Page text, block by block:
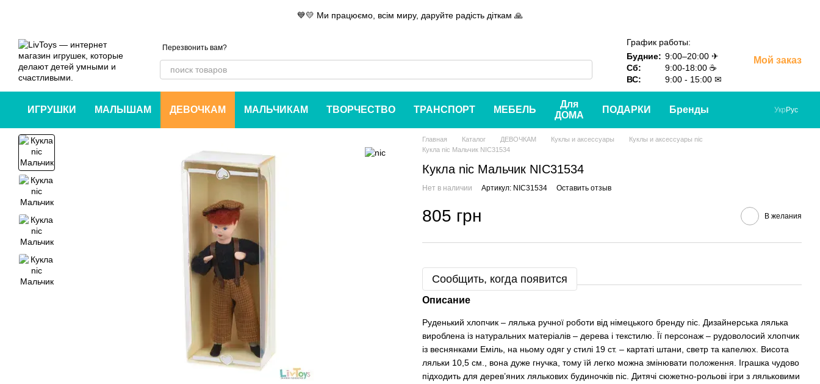
💙💛 Ми працюємо, всім миру, даруйте радість діткам 🙏
Перезвонить вам?
График работы:
Будние: 9:00–20:00 ✈
Сб:
9:00-18:00 ☕
ВС:
9:00 - 15:00 ✉
Мой заказ
ИГРУШКИ МАЛЫШАМ ДЕВОЧКАМ МАЛЬЧИКАМ ТВОРЧЕСТВО ТРАНСПОРТ МЕБЕЛЬ
Для
ДОМА
ПОДАРКИ Бренды Укр Рус
Главная Каталог ДЕВОЧКАМ Куклы и аксессуары
Куклы и аксессуары nic
Кукла nic Мальчик NIC31534
Кукла nic Мальчик NIC31534
Нет в наличии Артикул: NIC31534 Оставить отзыв
805 грн В желания
Сообщить, когда появится
Описание
Руденький хлопчик – лялька ручної роботи від німецького бренду nic. Дизайнерська лялька
вироблена із натуральних матеріалів – дерева і текстилю. Її персонаж – рудоволосий хлопчик
із веснянками Еміль, на ньому одяг у стилі 19 ст. – картаті штани, светр та капелюх. Висота
ляльки 10,5 см., вона дуже гнучка, тому їй легко можна змінювати положення. Іграшка чудово
підходить для дерев’яних лялькових будиночків nic. Дитячі сюжетно-рольові ігри з ляльковими